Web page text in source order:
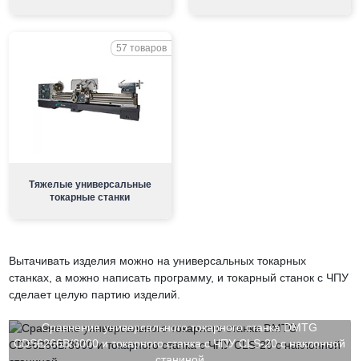
57 товаров
Тяжелые универсальные
токарные станки
Вытачивать изделия можно на универсальных токарных
станках, а можно написать программу, и токарный станок с ЧПУ
сделает целую партию изделий.
Сравнение универсального токарного станка DMTG
СDS6266B/3000 и токарного станка с ЧПУ CLS-20 с наклонной